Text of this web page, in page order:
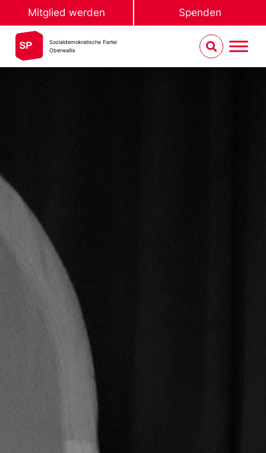
Mitglied werden Spenden
Sozialdemokratische Partei
Oberwallis